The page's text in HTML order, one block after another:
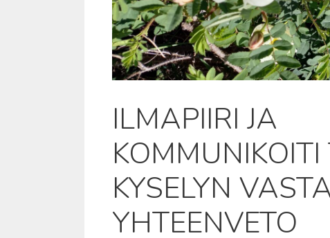
ILMAPIIRI JA
KYSELYN
YHTEENVETO